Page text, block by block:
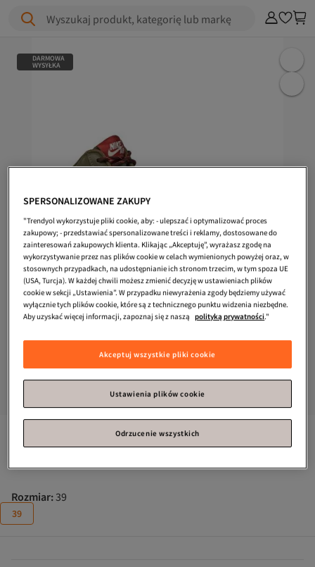
Wyszukaj produkt, kategorię lub markę
DARMOWA
WYSYŁKA
Trampki Czarne Dorośli
Rozmiar:39
39
SPERSONALIZOWANE ZAKUPY
"Trendyol wykorzystuje pliki cookie, aby: - ulepszać i optymalizować proces
zakupowy; - przedstawiać spersonalizowane treści i reklamy, dostosowane do
zainteresowań zakupowych klienta. Klikając „Akceptuję”, wyrażasz zgodę na
wykorzystywanie przez nas plików cookie w celach wymienionych powyżej oraz, w
stosownych przypadkach, na udostępnianie ich stronom trzecim, w tym spoza UE
(USA, Turcja). W każdej chwili możesz zmienić decyzję w ustawieniach plików
cookie w sekcji „Ustawienia”. W przypadku niewyrażenia zgody będziemy używać
wyłącznie tych plików cookie, które są z technicznego punktu widzenia niezbędne.
Aby uzyskać więcej informacji, zapoznaj się z naszą polityką prywatności."
Akceptuj wszystkie pliki cookie
Ustawienia plików cookie
Odrzucenie wszystkich